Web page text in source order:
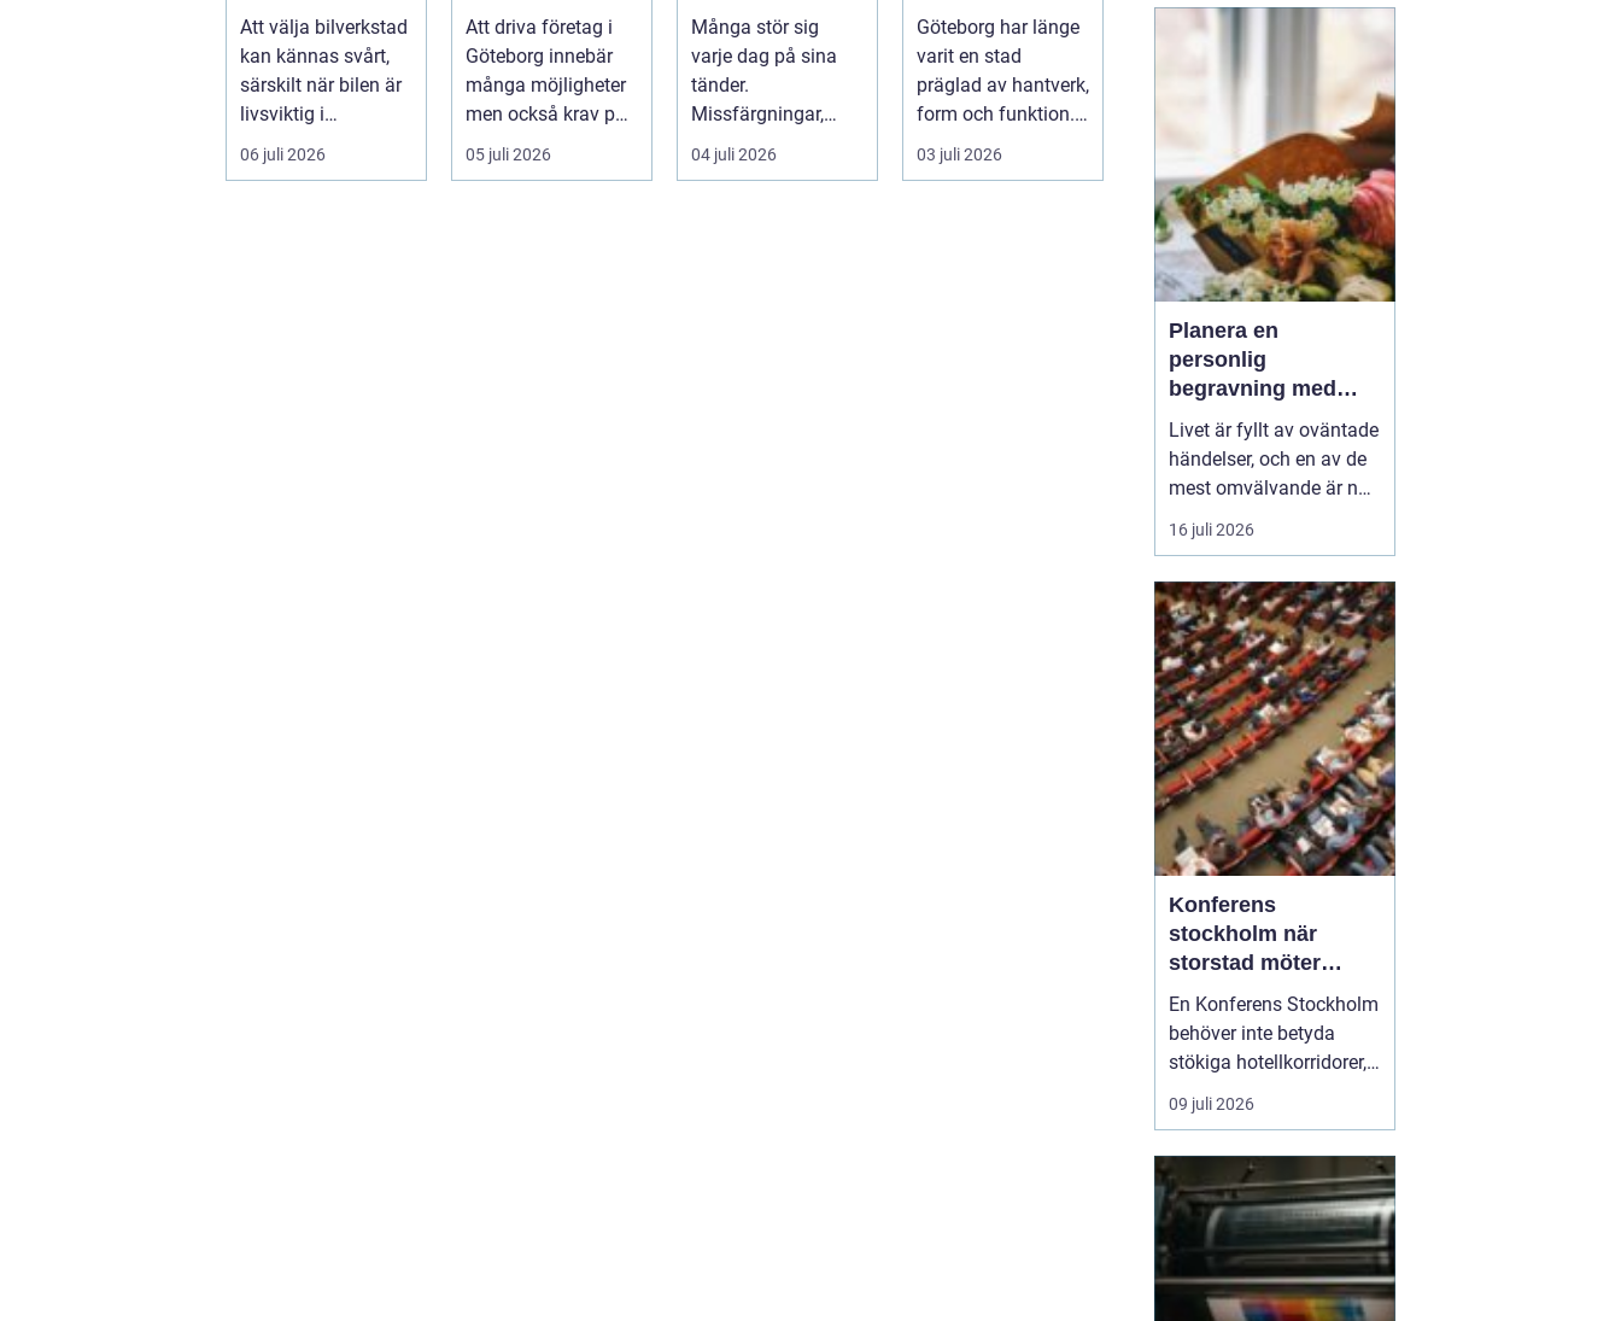
verkstad för din
bil
Att välja bilverkstad
kan kännas svårt,
särskilt när bilen är
livsviktig i
vardagen. För
många biläg...
06 juli 2026
tid och skapar
kontroll
Att driva företag i
Göteborg innebär
många möjligheter
men också krav på
ordning i ekonomin.
För må...
05 juli 2026
naturligt vackert
leende
Många stör sig
varje dag på sina
tänder.
Missfärgningar,
sprickor, ojämna
kanter eller en sned
04 juli 2026
stadens textila
möjligheter
Göteborg har länge
varit en stad
präglad av hantverk,
form och funktion. I
dag mä...
03 juli 2026
Kammarkollegiet och
att översättningen...
Planera en
personlig
begravning med
hjälp av en
begravningsbyrå
Livet är fyllt av oväntade
händelser, och en av de
mest omvälvande är när
någon nära oss går bort.
Det kan vara en
logistisk utmaning att
hantera. Här kommer en
begravning...
16 juli 2026
Konferens
stockholm när
storstad möter
rofylld landsbygd
En Konferens Stockholm
behöver inte betyda
stökiga hotellkorridorer,
trånga mötesrum och
brus från citytrafiken.
stället lugna, personliga
anläggningar strax
utanför stan där gruppen
kan fokusera, arbeta
ostört och samtidigt...
09 juli 2026